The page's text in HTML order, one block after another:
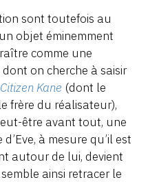
sont toutefois au
objet éminemment
comme une
on cherche à saisir
Citizen Kane (dont le
frère du réalisateur),
être avant tout, une
à mesure qu’il est
autour de lui, devient
semble ainsi retracer le